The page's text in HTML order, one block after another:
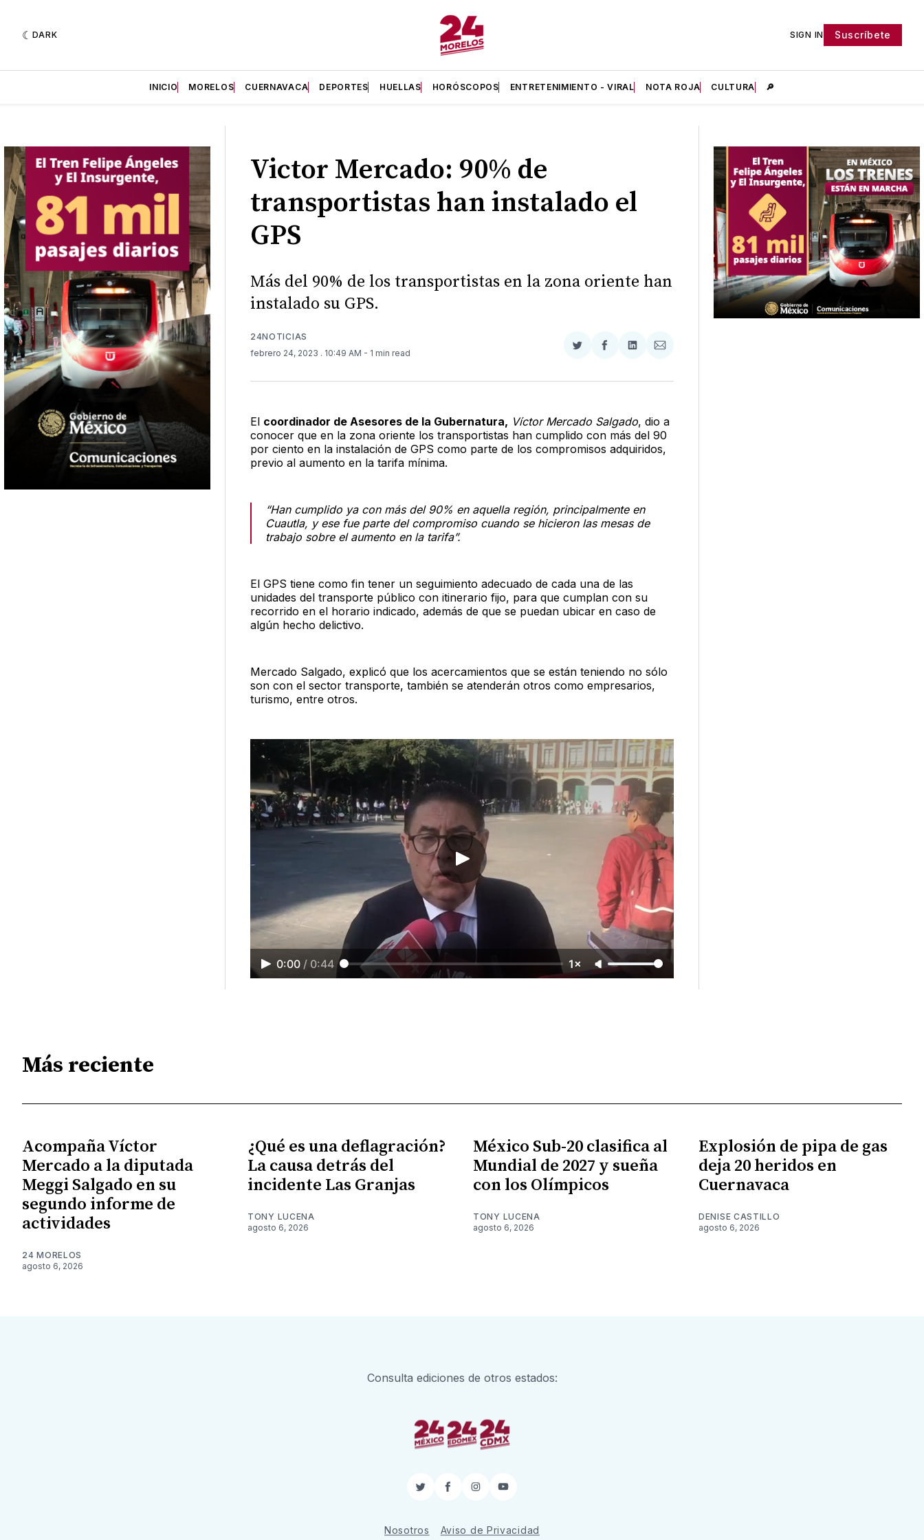
DARK SIGN IN Suscríbete
INICIO MORELOS CUERNAVACA DEPORTES HUELLAS HORÓSCOPOS ENTRETENIMIENTO - VIRAL NOTA ROJA CULTURA 🔎
Victor Mercado: 90% de
transportistas han instalado el
GPS
Más del 90% de los transportistas en la zona oriente han
instalado su GPS.
24NOTICIAS
febrero 24, 2023 . 10:49 AM - 1 min read
Compartir
Twitter
Compartir
Facebook
Compartir
LinkedIn
Compartir
Email
El coordinador de Asesores de la Gubernatura, Víctor Mercado Salgado, dio a
conocer que en la zona oriente los transportistas han cumplido con más del 90
por ciento en la instalación de GPS como parte de los compromisos adquiridos,
previo al aumento en la tarifa mínima.
“Han cumplido ya con más del 90% en aquella región, principalmente en
Cuautla, y ese fue parte del compromiso cuando se hicieron las mesas de
trabajo sobre el aumento en la tarifa”.
El GPS tiene como fin tener un seguimiento adecuado de cada una de las
unidades del transporte público con itinerario fijo, para que cumplan con su
recorrido en el horario indicado, además de que se puedan ubicar en caso de
algún hecho delictivo.
Mercado Salgado, explicó que los acercamientos que se están teniendo no sólo
son con el sector transporte, también se atenderán otros como empresarios,
turismo, entre otros.
0:00 / 0:44 1×
Más reciente
Acompaña Víctor
Mercado a la diputada
Meggi Salgado en su
segundo informe de
actividades
24 MORELOS
agosto 6, 2026
¿Qué es una deflagración?
La causa detrás del
incidente Las Granjas
TONY LUCENA
agosto 6, 2026
México Sub-20 clasifica al
Mundial de 2027 y sueña
con los Olímpicos
TONY LUCENA
agosto 6, 2026
Explosión de pipa de gas
deja 20 heridos en
Cuernavaca
DENISE CASTILLO
agosto 6, 2026
Consulta ediciones de otros estados:
TwitterFacebook
InstagramYouTube
Nosotros Aviso de Privacidad